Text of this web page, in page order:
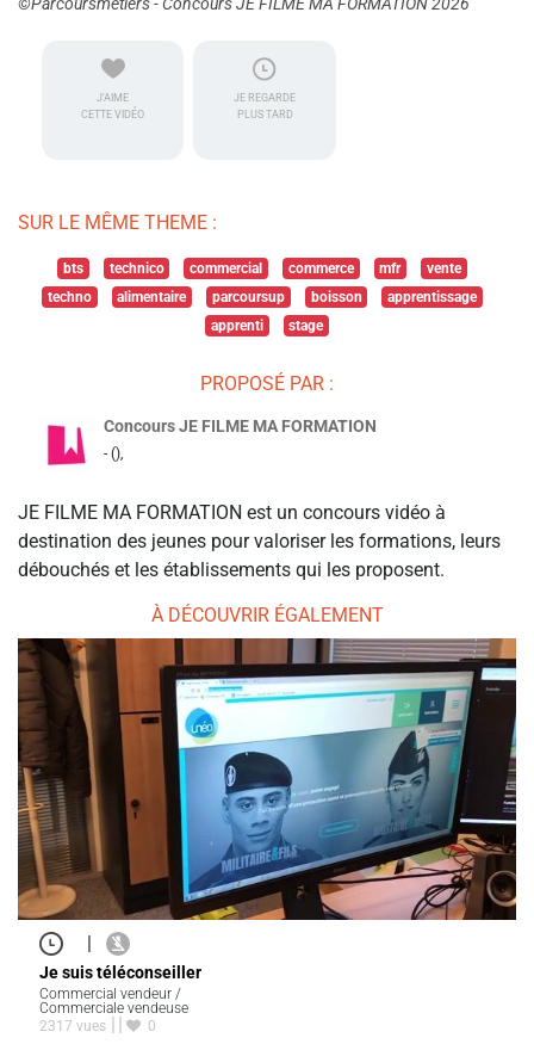
J'AIME
CETTE VIDÉO
JE REGARDE
PLUS TARD
SUR LE MÊME THEME :
bts technico commercial commerce mfr
vente
techno
alimentaire parcoursup boisson
apprentissage
apprenti
stage
PROPOSÉ PAR :
Concours JE FILME MA FORMATION
- (),
JE FILME MA FORMATION est un concours vidéo à
destination des jeunes pour valoriser les formations, leurs
débouchés et les établissements qui les proposent.
À DÉCOUVRIR ÉGALEMENT
|
Je suis téléconseiller
Commercial vendeur /
Commerciale vendeuse
2317 vues
0